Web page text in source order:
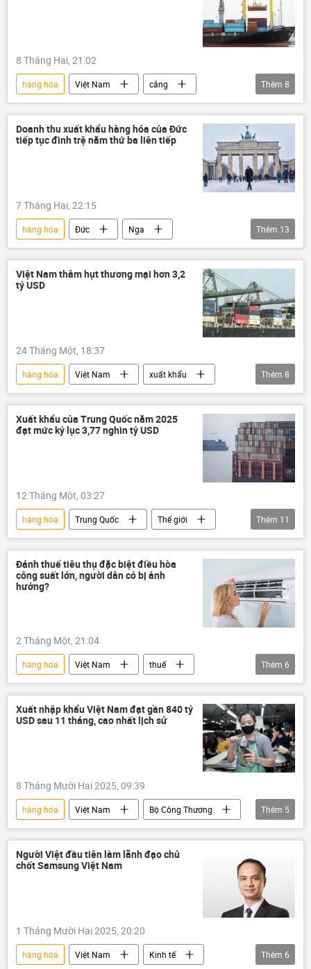
8 Tháng Hai, 21:02
hàng hóa Việt Nam
cảng
Cảng biển
logistics
Kinh tế
container
Châu Á
Kinh doanh
thương mại
Thành phố Hồ Chí Minh
Thêm 8
Doanh thu xuất khẩu hàng hóa của Đức
tiếp tục đình trệ năm thứ ba liên tiếp
7 Tháng Hai, 22:15
hàng hóa Đức
Nga
Duma Quốc gia Nga
Donald Trump
Hoa Kỳ
Kinh tế
thông tin
EU
Thế giới
Greenland
Thêm 13
Việt Nam thâm hụt thương mại hơn 3,2
tỷ USD
24 Tháng Một, 18:37
hàng hóa Việt Nam
xuất khẩu
xuất nhập khẩu
nhập khẩu
Thế giới
Kinh tế
FDI
tăng trưởng kinh tế
GDP
Thêm 8
Xuất khẩu của Trung Quốc năm 2025
đạt mức kỷ lục 3,77 nghìn tỷ USD
12 Tháng Một, 03:27
hàng hóa Trung Quốc
Thế giới
Chính trị
Kinh tế
xuất khẩu
xuất nhập khẩu
thương mại
Nhật Bản
Hoa Kỳ
ASEAN
Thêm 11
Đánh thuế tiêu thụ đặc biệt điều hòa
công suất lớn, người dân có bị ảnh
hưởng?
2 Tháng Một, 21:04
hàng hóa Việt Nam
thuế
nộp thuế
ngân sách
Kinh tế
xe ô-tô
Kinh doanh doanh nghiệp
Thêm 6
Xuất nhập khẩu Việt Nam đạt gần 840 tỷ
USD sau 11 tháng, cao nhất lịch sử
8 Tháng Mười Hai 2025, 09:39
hàng hóa Việt Nam
Bộ Công Thương
thông tin
xuất khẩu
xuất nhập khẩu
thương mại
quan hệ thương mại
Thêm 5
Người Việt đầu tiên làm lãnh đạo chủ
chốt Samsung Việt Nam
1 Tháng Mười Hai 2025, 20:20
hàng hóa Việt Nam
Kinh tế
Thêm 6